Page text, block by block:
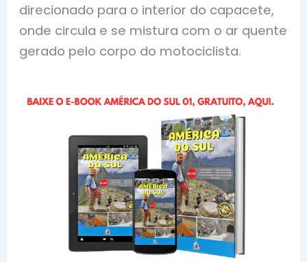
direcionado para o interior do capacete,
onde circula e se mistura com o ar quente
gerado pelo corpo do motociclista.